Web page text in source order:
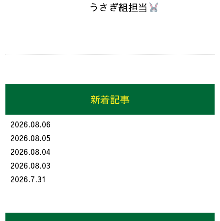
うさぎ組担当
新着記事
2026.08.06
2026.08.05
2026.08.04
2026.08.03
2026.7.31